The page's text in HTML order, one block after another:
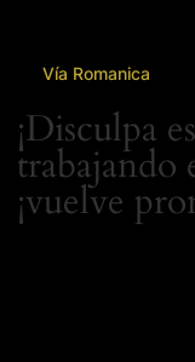
Vía Romanica
¡Disculpa
trabajando
¡vuelve